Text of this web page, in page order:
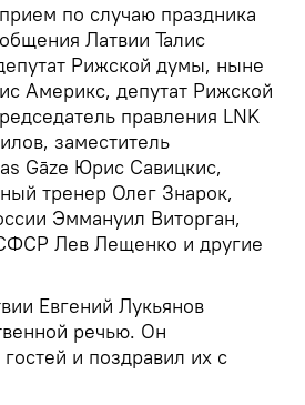
по случаю праздника
Латвии Талис
Рижской думы, ныне
Америкс, депутат Рижской
правления LNK
заместитель
Gāze Юрис Савицкис,
тренер Олег Знарок,
Эммануил Виторган,
Лев Лещенко и другие
Евгений Лукьянов
речью. Он
и поздравил их с